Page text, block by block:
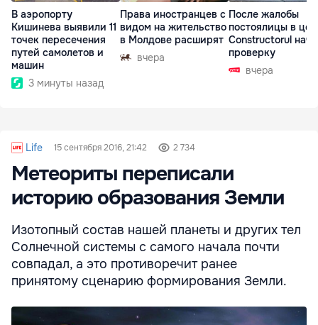
В аэропорту
Кишинева выявили 11
точек пересечения
путей самолетов и
машин
3 минуты назад
Права иностранцев с
видом на жительство
в Молдове расширят
вчера
После жалобы
постоялицы в
Constructorul
проверку
вчера
Life 15 сентября 2016, 21:42 2 734
Метеориты переписали
историю образования Земли
Изотопный состав нашей планеты и других тел
Солнечной системы с самого начала почти
совпадал, а это противоречит ранее
принятому сценарию формирования Земли.